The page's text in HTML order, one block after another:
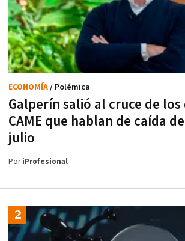
Galperín salió al cruce de
CAME que hablan de caída
julio
ECONOMÍA/ Polémica
PoriProfesional